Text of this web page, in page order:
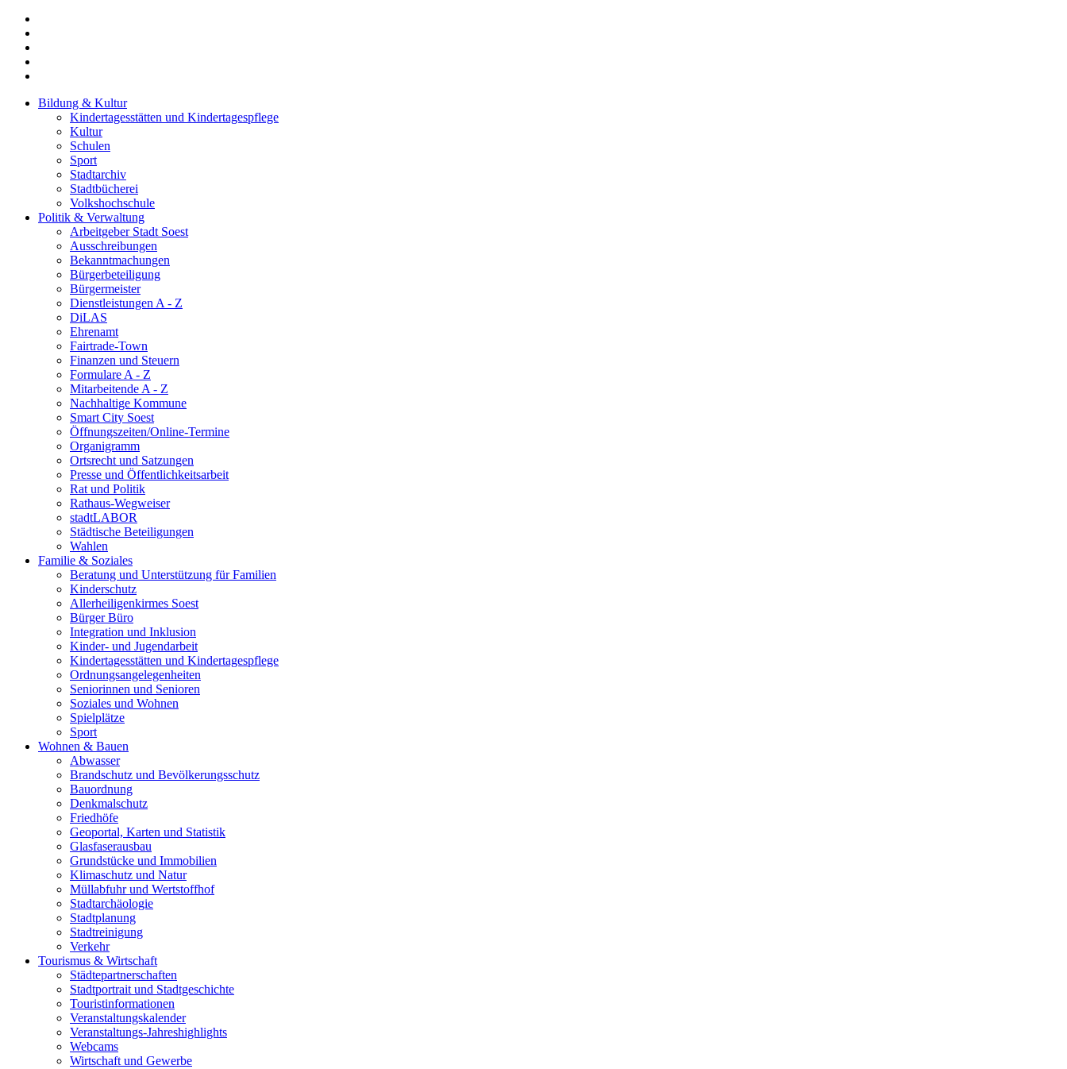
Bildung & Kultur
Kindertagesstätten und Kindertagespflege
Kultur
Schulen
Sport
Stadtarchiv
Stadtbücherei
Volkshochschule
Politik & Verwaltung
Arbeitgeber Stadt Soest
Ausschreibungen
Bekanntmachungen
Bürgerbeteiligung
Bürgermeister
Dienstleistungen A - Z
DiLAS
Ehrenamt
Fairtrade-Town
Finanzen und Steuern
Formulare A - Z
Mitarbeitende A - Z
Nachhaltige Kommune
Smart City Soest
Öffnungszeiten/Online-Termine
Organigramm
Ortsrecht und Satzungen
Presse und Öffentlichkeitsarbeit
Rat und Politik
Rathaus-Wegweiser
stadtLABOR
Städtische Beteiligungen
Wahlen
Familie & Soziales
Beratung und Unterstützung für Familien
Kinderschutz
Allerheiligenkirmes Soest
Bürger Büro
Integration und Inklusion
Kinder- und Jugendarbeit
Kindertagesstätten und Kindertagespflege
Ordnungsangelegenheiten
Seniorinnen und Senioren
Soziales und Wohnen
Spielplätze
Sport
Wohnen & Bauen
Abwasser
Brandschutz und Bevölkerungsschutz
Bauordnung
Denkmalschutz
Friedhöfe
Geoportal, Karten und Statistik
Glasfaserausbau
Grundstücke und Immobilien
Klimaschutz und Natur
Müllabfuhr und Wertstoffhof
Stadtarchäologie
Stadtplanung
Stadtreinigung
Verkehr
Tourismus & Wirtschaft
Städtepartnerschaften
Stadtportrait und Stadtgeschichte
Touristinformationen
Veranstaltungskalender
Veranstaltungs-Jahreshighlights
Webcams
Wirtschaft und Gewerbe